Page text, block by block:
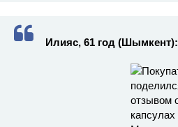
Илияс, 61 год (Шымкент):